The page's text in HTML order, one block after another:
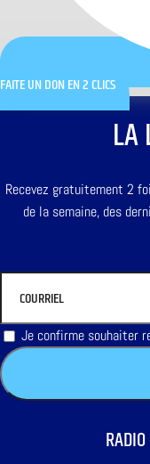
FAITE UN DON EN 2 CLICS
LA
Recevez gratuitement 2
de la semaine, des
Je confirme souhaiter